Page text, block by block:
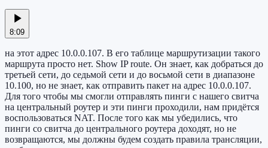
8:09
на этот адрес 10.0.0.107. В его таблице маршрутизации такого
маршрута просто нет. Show IP route. Он знает, как добраться до
третьей сети, до седьмой сети и до восьмой сети в диапазоне
10.100, но не знает, как отправить пакет на адрес 10.0.0.107.
Для того чтобы мы смогли отправлять пинги с нашего свитча
на центральный роутер и эти пинги проходили, нам придётся
воспользоваться NAT. После того как мы убедились, что
пинги со свитча до центрального роутера доходят, но не
возвращаются, мы должны будем создать правила трансляции,